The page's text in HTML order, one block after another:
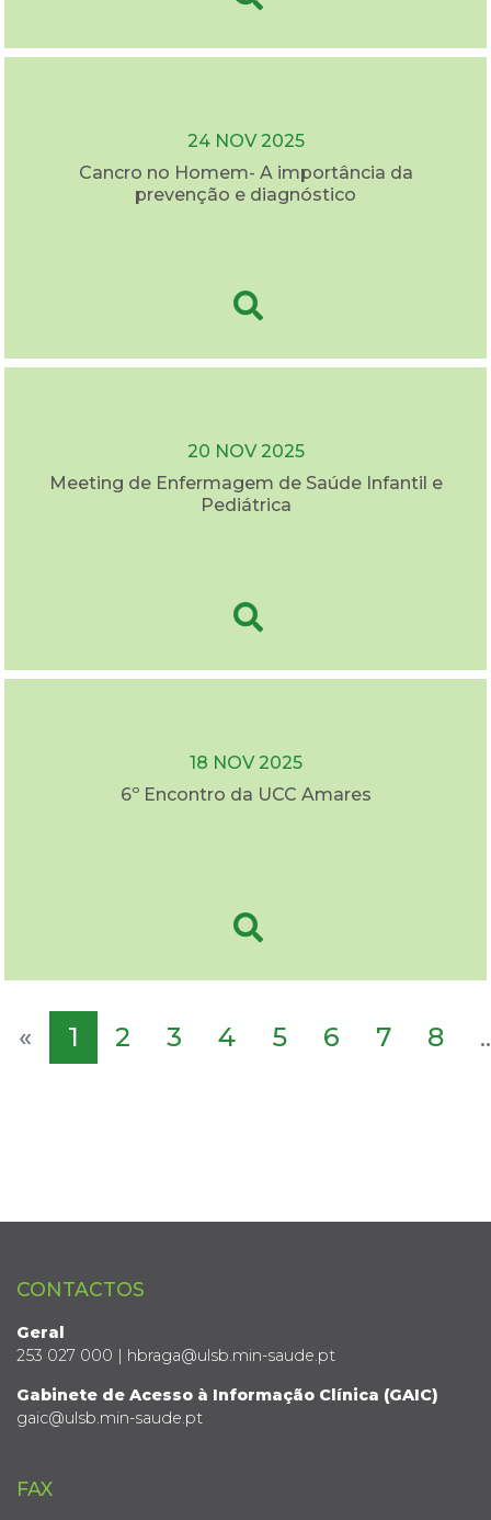
24 NOV 2025
Cancro no Homem- A importância da
prevenção e diagnóstico
20 NOV 2025
Meeting de Enfermagem de Saúde Infantil e
Pediátrica
18 NOV 2025
6º Encontro da UCC Amares
« 1 2 3 4 5 6 7 8
CONTACTOS
Geral
253 027 000 | hbraga@ulsb.min-saude.pt
Gabinete de Acesso à Informação Clínica (GAIC)
gaic@ulsb.min-saude.pt
FAX